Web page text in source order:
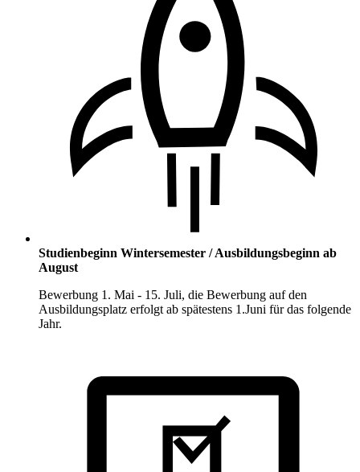
Studienbeginn Wintersemester / Ausbildungsbeginn ab
August
Bewerbung 1. Mai - 15. Juli, die Bewerbung auf den
Ausbildungsplatz erfolgt ab spätestens 1.Juni für das folgende
Jahr.